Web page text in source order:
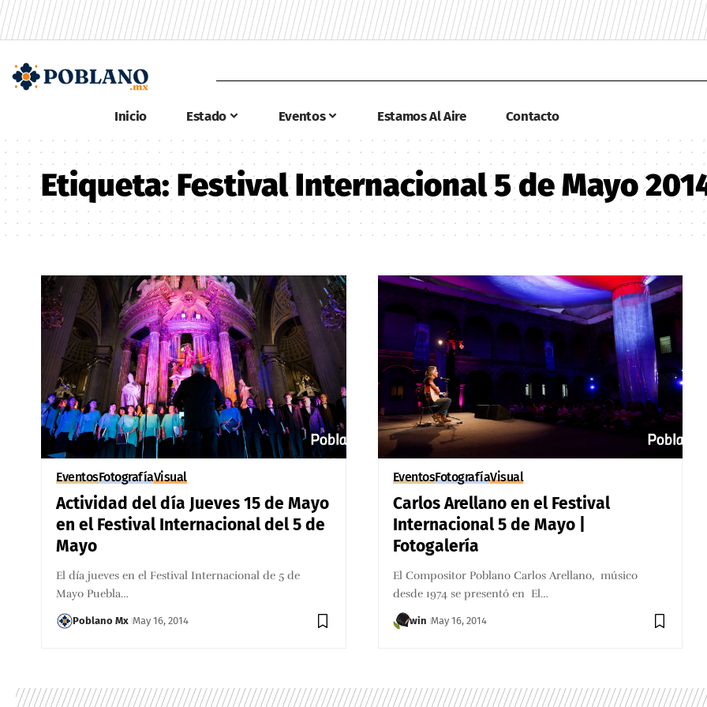
Inicio Estado Eventos Estamos Al Aire Contacto
Etiqueta:Festival Internacional 5 de Mayo
EventosFotografíaVisual
Actividad del día Jueves 15 de Mayo
en el Festival Internacional del 5 de
Mayo
El día jueves en el Festival Internacional de 5 de
Mayo Puebla…
Poblano Mx May 16, 2014
EventosFotografíaVisual
Carlos Arellano en el Festival
Internacional 5 de Mayo |
Fotogalería
El Compositor Poblano Carlos Arellano, músico
desde 1974 se presentó en El…
win May 16, 2014